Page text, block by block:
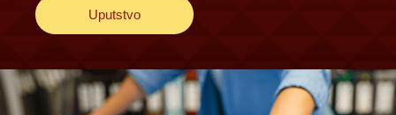
Uputstvo